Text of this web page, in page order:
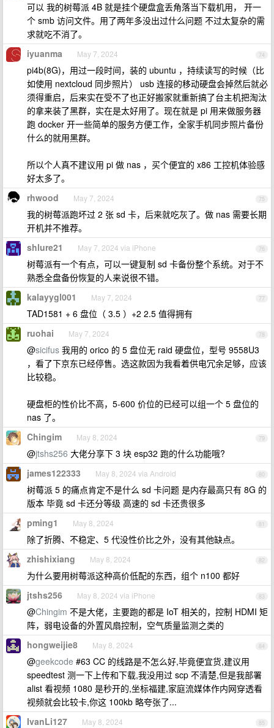
可以 我的树莓派 4B 就是挂个硬盘盒丢角落当下载机用， 开一
个 smb 访问文件。用了两年多没出过什么问题 不过太复杂的需
求就吃不消了。
74
iyuanma May 7, 2024
pi4b(8G)，用过一段时间，装的 ubuntu ，持续读写的时候（比
如使用 nextcloud 同步照片） usb 连接的移动硬盘会掉然后就必
须得重启，后来实在受不了也正好搬家就重新搞了台主机把淘汰
的拿来装了黑群，实在是太好用了。现在就是 pi 用来做服务器
跑 docker 开一些简单的服务方便工作，全家手机同步照片备份
什么的就用黑群。
所以个人真不建议用 pi 做 nas ，买个便宜的 x86 工控机体验感
好太多了。
75
rhwood May 7, 2024
我的树莓派跑坏过 2 张 sd 卡，后来就吃灰了。做 nas 需要长期
开机并不推荐。
76
shlure21 May 7, 2024 via iPhone
树莓派有一个有点，可以一键复制 sd 卡备份整个系统。对于不
熟悉全盘备份恢复的人来说很不错。
77
kalayygl001 May 7, 2024
TAD1581 + 6 盘位（ 3.5 ）+2 2.5 值得拥有
78
ruohai May 7, 2024
@sicifus 我用的 orico 的 5 盘位无 raid 硬盘位，型号 9558U3
，看了下京东已经停售。选这款因为我看着供电冗余足够，应该
比较稳。
硬盘柜的性价比不高，5-600 价位的已经可以组一个 5 盘位的
nas 了。
79
Chingim May 8, 2024
@jtshs256 大佬分享下 3 块 esp32 跑的什么功能哦?
80
james122333 May 8, 2024 via Android
树莓派 5 的痛点肯定不是什么 sd 卡问题 是内存最高只有 8G 的
版本 毕竟 sd 卡还分等级 高速的 sd 卡还贵很多
81
pming1 May 8, 2024
除了折腾、不稳定、5 代没性价比之外，没有其他缺点。
82
zhishixiang May 8, 2024
为什么要用树莓派这种高价低配的东西，组个 n100 都好
83
jtshs256 May 8, 2024 via iPhone
@Chingim 不是大佬，主要跑的都是 IoT 相关的，控制 HDMI 矩
阵，弱电设备的外置风扇控制，空气质量监测之类的
84
hongweijie8 May 8, 2024
@geekcode #63 CC 的线路是不怎么好,毕竟便宜货,建议用
speedtest 测一下上传和下载,我没用过 scp 不清楚,但是我部署
alist 看视频 1080 是秒开的,坐标福建,家庭流媒体作内网穿透看
视频就会比较卡,你这 100kb 略夸张了...
85
IvanLi127 May 8, 2024